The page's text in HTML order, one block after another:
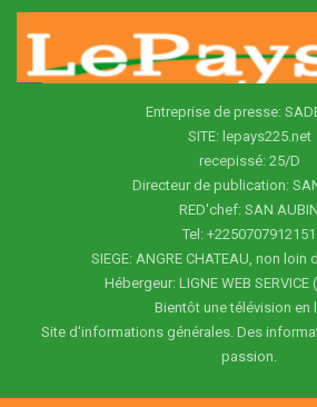
Entreprise de presse:
SITE: lepays225.net
recepissé: 25/D
Directeur de publication:
RED'chef: SAN AUBIN
Tel: +2250707912151
SIEGE: ANGRE CHATEAU, non loin
Hébergeur: LIGNE WEB
Bientôt une télévision en
Site d'informations générales. Des
passion.